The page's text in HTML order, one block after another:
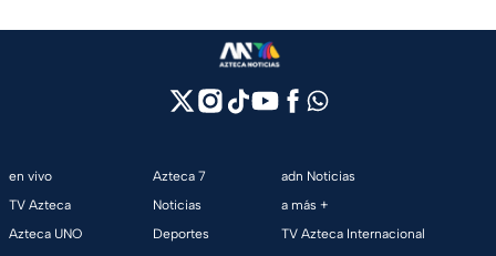
en vivo
TV Azteca
Azteca UNO
Azteca 7
Noticias
Deportes
adn Noticias
a más +
TV Azteca Internacional